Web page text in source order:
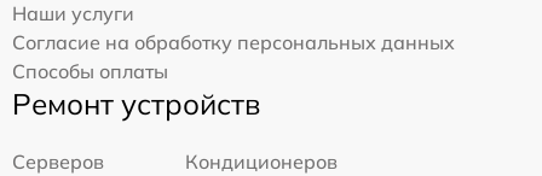
Наши услуги
Согласие на обработку персональных данных
Способы оплаты
Ремонт устройств
Серверов
Кондиционеров